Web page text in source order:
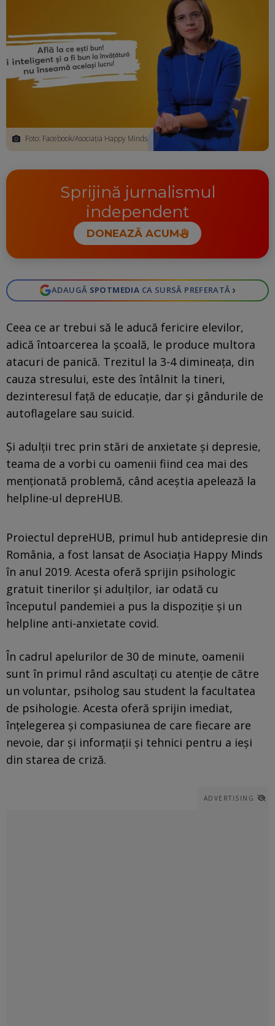
Foto: Facebook/Asociația Happy Minds
Sprijină jurnalismul
independent
DONEAZĂ ACUM
ADAUGĂ SPOTMEDIA CA SURSĂ PREFERATĂ ›
Ceea ce ar trebui să le aducă fericire elevilor,
adică întoarcerea la școală, le produce multora
atacuri de panică. Trezitul la 3-4 dimineața, din
cauza stresului, este des întâlnit la tineri,
dezinteresul față de educație, dar și gândurile de
autoflagelare sau suicid.
Și adulții trec prin stări de anxietate și depresie,
teama de a vorbi cu oamenii fiind cea mai des
menționată problemă, când aceștia apelează la
helpline-ul depreHUB.
Proiectul depreHUB, primul hub antidepresie din
România, a fost lansat de Asociația Happy Minds
în anul 2019. Acesta oferă sprijin psihologic
gratuit tinerilor și adulților, iar odată cu
începutul pandemiei a pus la dispoziție și un
helpline anti-anxietate covid.
În cadrul apelurilor de 30 de minute, oamenii
sunt în primul rând ascultați cu atenție de către
un voluntar, psiholog sau student la facultatea
de psihologie. Acesta oferă sprijin imediat,
înțelegerea și compasiunea de care fiecare are
nevoie, dar și informații și tehnici pentru a ieși
din starea de criză.
ADVERTISING